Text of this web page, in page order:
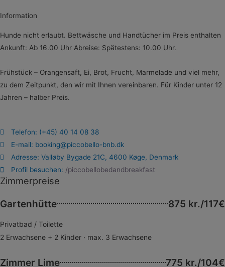
Information
Hunde nicht erlaubt. Bettwäsche und Handtücher im Preis enthalten
Ankunft: Ab 16.00 Uhr Abreise: Spätestens: 10.00 Uhr.
Frühstück – Orangensaft, Ei, Brot, Frucht, Marmelade und viel mehr,
zu dem Zeitpunkt, den wir mit Ihnen vereinbaren. Für Kinder unter 12
Jahren – halber Preis.
Telefon: (+45) 40 14 08 38
E-mail: booking@piccobello-bnb.dk
Adresse: Valløby Bygade 21C, 4600 Køge, Denmark
Profil besuchen: /piccobellobedandbreakfast
Zimmerpreise
Gartenhütte 875 kr./117€
Privatbad / Toilette
2 Erwachsene + 2 Kinder · max. 3 Erwachsene
Zimmer Lime 775 kr./104€